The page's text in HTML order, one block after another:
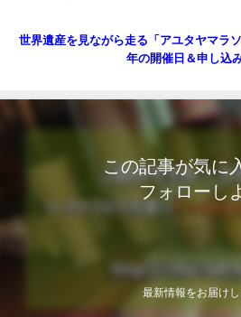
世界遺産を見ながら走る「アユタヤマラ
年の開催日＆申し込
この記事が気に
フォローし
最新情報をお届け